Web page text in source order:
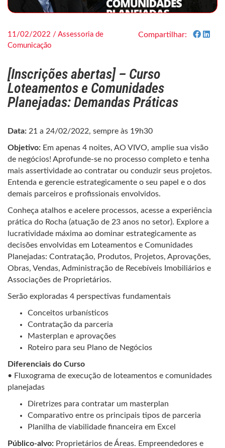
11/02/2022 / Assessoria de
Comunicação
Compartilhar:
[Inscrições abertas] – Curso
Loteamentos e Comunidades
Planejadas: Demandas Práticas
Data: 21 a 24/02/2022, sempre às 19h30
Objetivo: Em apenas 4 noites, AO VIVO, amplie sua visão
de negócios! Aprofunde-se no processo completo e tenha
mais assertividade ao contratar ou conduzir seus projetos.
Entenda e gerencie estrategicamente o seu papel e o dos
demais parceiros e profissionais envolvidos.
Conheça atalhos e acelere processos, acesse a experiência
prática do Rocha (atuação de 23 anos no setor). Explore a
lucratividade máxima ao dominar estrategicamente as
decisões envolvidas em Loteamentos e Comunidades
Planejadas: Contratação, Produtos, Projetos, Aprovações,
Obras, Vendas, Administração de Recebíveis Imobiliários e
Associações de Proprietários.
Serão exploradas 4 perspectivas fundamentais
Conceitos urbanísticos
Contratação da parceria
Masterplan e aprovações
Roteiro para seu Plano de Negócios
Diferenciais do Curso
• Fluxograma de execução de loteamentos e comunidades
planejadas
Diretrizes para contratar um masterplan
Comparativo entre os principais tipos de parceria
Planilha de viabilidade financeira em Excel
Público-alvo: Proprietários de Áreas. Empreendedores e